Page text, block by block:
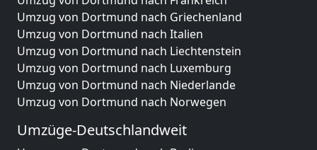
Umzug von Dortmund nach Griechenland
Umzug von Dortmund nach Italien
Umzug von Dortmund nach Liechtenstein
Umzug von Dortmund nach Luxemburg
Umzug von Dortmund nach Niederlande
Umzug von Dortmund nach Norwegen
Umzüge-Deutschlandweit